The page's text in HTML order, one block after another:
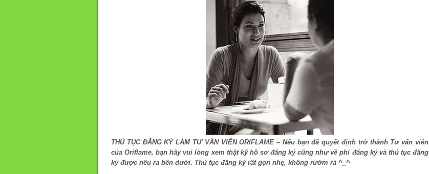
THỦ TỤC ĐĂNG KÝ LÀM TƯ VẤN VIÊN ORIFLAME – Nếu bạn đã quyết định trở thành Tư vấn viên
của Oriflame, bạn hãy vui lòng xem thật kỹ hồ sơ đăng ký cũng như về phí đăng ký và thủ tục đăng
ký được nêu ra bên dưới. Thủ tục đăng ký rất gọn nhẹ, không rườm rà ^_^